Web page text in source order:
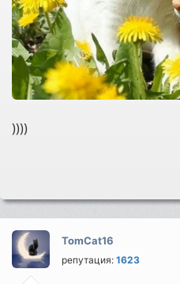
))))
TomCat16
репутация:1623